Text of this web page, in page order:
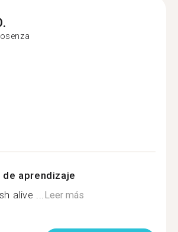
aprendizaje
alive ...Leer más